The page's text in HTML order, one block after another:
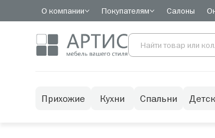
О компании Покупателям Салоны
Прихожие Кухни Спальни